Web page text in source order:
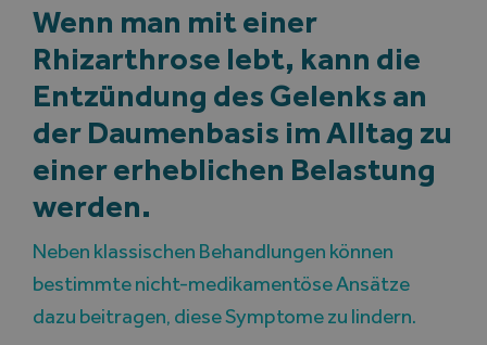
Search
for:
Wenn man mit einer
Rhizarthrose lebt, kann die
Entzündung des Gelenks an
der Daumenbasis im Alltag zu
einer erheblichen Belastung
werden.
Neben klassischen Behandlungen können
bestimmte nicht-medikamentöse Ansätze
dazu beitragen, diese Symptome zu lindern.